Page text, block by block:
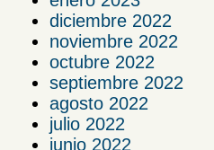
diciembre 2022
noviembre 2022
octubre 2022
septiembre 2022
agosto 2022
julio 2022
junio 2022